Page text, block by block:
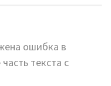
ошибка в
текста с